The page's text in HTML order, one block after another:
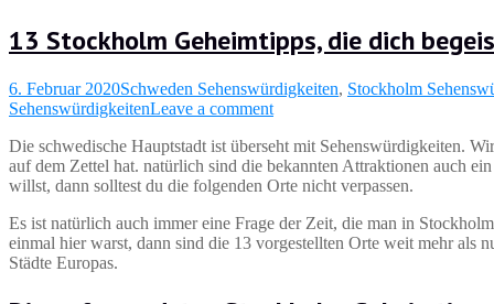
13 Stockholm Geheimtipps, die dich
6. Februar 2020Schweden Sehenswürdigkeiten, Stockholm
SehenswürdigkeitenLeave a comment
Die schwedische Hauptstadt ist überseht mit Sehenswürdigkeiten.
auf dem Zettel hat. natürlich sind die bekannten Attraktionen auch
willst, dann solltest du die folgenden Orte nicht verpassen.
Es ist natürlich auch immer eine Frage der Zeit, die man in
einmal hier warst, dann sind die 13 vorgestellten Orte weit mehr als
Städte Europas.